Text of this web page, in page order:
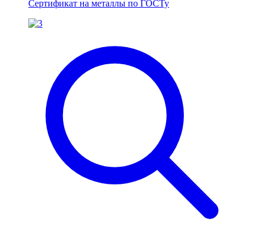
Сертификат на металлы по ГОСТу